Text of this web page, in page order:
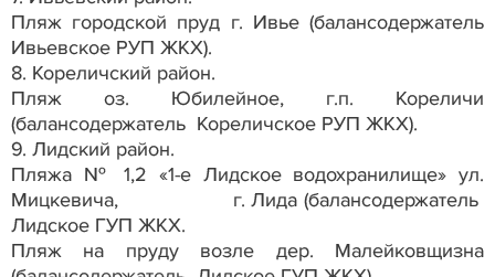
Пляж городской пруд г. Ивье (балансодержатель
Ивьевское РУП ЖКХ).
8. Кореличский район.
Пляж оз. Юбилейное, г.п. Кореличи
(балансодержатель Кореличское РУП ЖКХ).
9. Лидский район.
Пляжа № 1,2 «1-е Лидское водохранилище» ул.
Мицкевича, г. Лида (балансодержатель
Лидское ГУП ЖКХ.
Пляж на пруду возле дер. Малейковщизна